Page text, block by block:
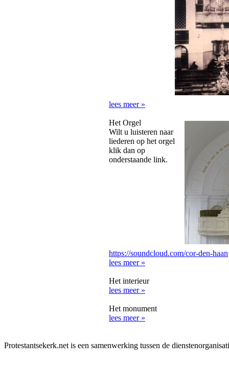
lees meer »
Het Orgel
Wilt u luisteren naar
liederen op het orgel
klik dan op
onderstaande link.
https://soundcloud.com/cor-den-haan
lees meer »
Het interieur
lees meer »
Het monument
lees meer »
Protestantsekerk.net is een samenwerking tussen de